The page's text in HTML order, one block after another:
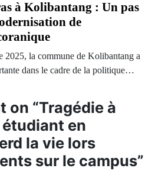
à Kolibantang : Un pas
de
2025, la commune de Kolibantang a
dans le cadre de la politique…
on “Tragédie à
étudiant en
la vie lors
sur le campus”